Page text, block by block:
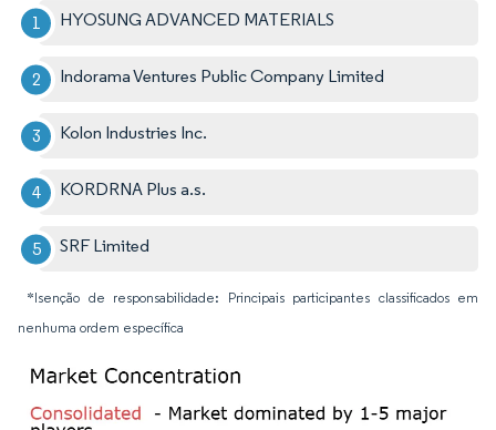
HYOSUNG ADVANCED MATERIALS
Indorama Ventures Public Company Limited
Kolon Industries Inc.
KORDRNA Plus a.s.
SRF Limited
*Isenção de responsabilidade: Principais participantes classificados em
nenhuma ordem específica